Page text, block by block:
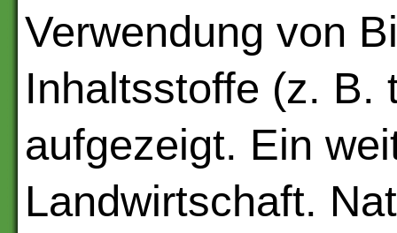
Verwendung von
Inhaltsstoffe (z. B.
aufgezeigt. Ein
Landwirtschaft.